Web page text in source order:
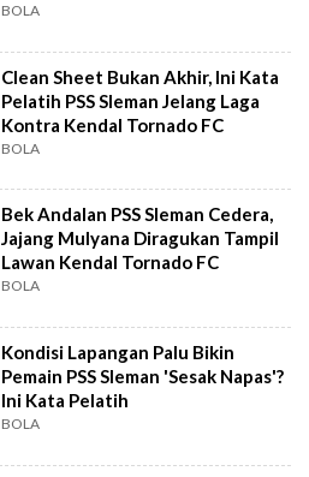
BOLA
Clean Sheet Bukan Akhir, Ini Kata
Pelatih PSS Sleman Jelang Laga
Kontra Kendal Tornado FC
BOLA
Bek Andalan PSS Sleman Cedera,
Jajang Mulyana Diragukan Tampil
Lawan Kendal Tornado FC
BOLA
Kondisi Lapangan Palu Bikin
Pemain PSS Sleman 'Sesak Napas'?
Ini Kata Pelatih
BOLA